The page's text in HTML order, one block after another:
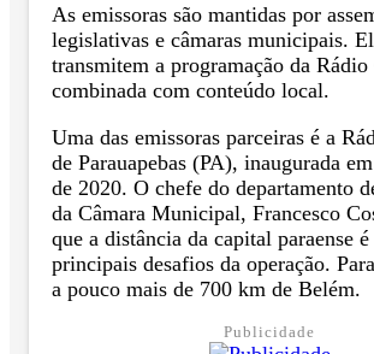
As emissoras são mantidas por
legislativas e câmaras municipais.
transmitem a programação da Rádio
combinada com conteúdo local.
Uma das emissoras parceiras é a
de Parauapebas (PA), inaugurada
de 2020. O chefe do departamento
da Câmara Municipal, Francesco
que a distância da capital paraense
principais desafios da operação.
a pouco mais de 700 km de Belém.
Publicidade